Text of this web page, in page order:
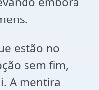
estão no
sem fim,
A mentira